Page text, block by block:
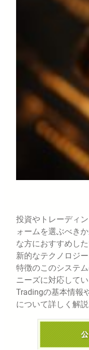
投資やトレーディ
ォームを選ぶべき
な方におすすめし
新的なテクノロジ
特徴のこのシステ
ニーズに対応して
Tradingの基本情報
について詳しく解説